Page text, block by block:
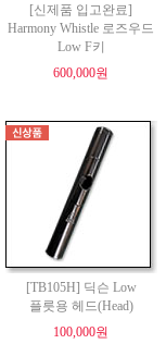
[신제품 입고완료]
Harmony Whistle 로즈우드
Low F키
600,000원
[TB105H] 딕슨 Low
플릇용 헤드(Head)
100,000원